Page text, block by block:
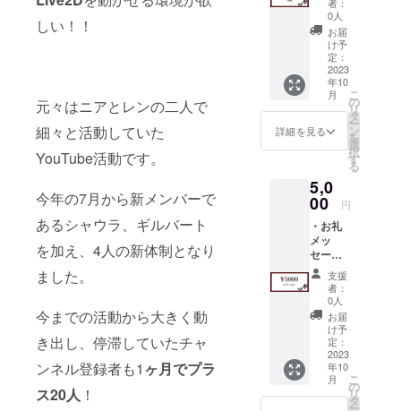
しい！！
元々はニアとレンの二人で
細々と活動していた
YouTube活動です。
今年の7月から新メンバーで
あるシャウラ、ギルバート
を加え、4人の新体制となり
ました。
今までの活動から大きく動
き出し、停滞していたチャ
ンネル登録者も1ヶ月でプラ
ス20人 ！
無い方
に関し
ては
メール
にて
【お礼
メッ
セー
みとさ
せて頂
上げ
NG】と
判断さ
せて頂
きま
す。 ・
Twitter
アカウ
ントを
考欄に
て
＠〜〜
〜を教
えて頂
けると
大変助
かりま
す ※
アカウ
ントの
記載が
無い方
に関し
ては
動画に
てお名
前を読
み上げ
させて
頂きま
す。
希望の
呼び名
「（呼
んで欲
しい名
前）」
を記入
してく
ださ
い。
（記載
のない
方は
【読み
上げ
NG】と
判断さ
せて頂
品 ・
Twitter
ヘッ
ダー：
データ
品 ・お
礼ボイ
ス（限
定公
開） ・
壁紙：
品
【デー
タ品は
全て
Twitter
のDMに
て送ら
せて頂
きま
す。】
・お礼
動画に
てお名
前を読
み上げ
させて
者：
0人
お届
け予
定：
2023
年10
月
詳細を見る
こ
の
リ
タ
ー
ン
を
選
択
す
る
5,0
00 円
・お礼
メッ
セー
ジ：
データ
品 ・
Twitter
ヘッ
ダー：
データ
品 ・お
礼ボイ
ス（限
支援
者：
0人
お届
け予
定：
2023
年10
月
こ
の
リ
タ